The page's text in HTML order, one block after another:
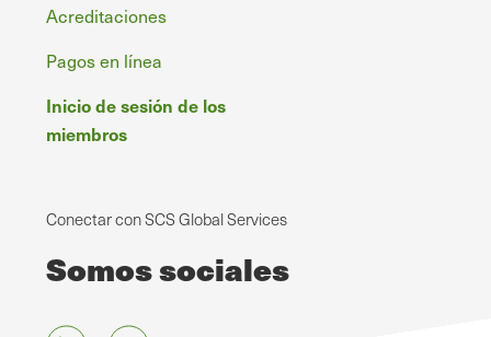
Acreditaciones
Pagos en línea
Inicio de sesión de los
miembros
Conectar con SCS Global Services
Somos sociales